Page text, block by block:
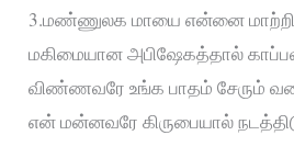
3.மண்ணுலக மாயை என்னை
மகிமையான அபிஷேகத்தால்
விண்ணவரே உங்க பாதம் சேரும்
என் மன்னவரே கிருபையால்